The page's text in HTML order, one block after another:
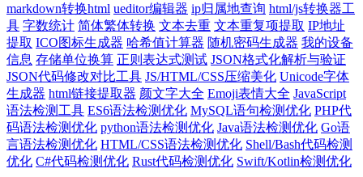
markdown转换html ueditor编辑器 ip归属地查询 html/js转换器工
具 字数统计 简体繁体转换 文本去重 文本重复项提取 IP地址
提取 ICO图标生成器 哈希值计算器 随机密码生成器 我的设备
信息 存储单位换算 正则表达式测试 JSON格式化解析与验证
JSON代码修改对比工具 JS/HTML/CSS压缩美化 Unicode字体
生成器 html链接提取器 颜文字大全 Emoji表情大全 JavaScript
语法检测工具 ES6语法检测优化 MySQL语句检测优化 PHP代
码语法检测优化 python语法检测优化 Java语法检测优化 Go语
言语法检测优化 HTML/CSS语法检测优化 Shell/Bash代码检测
优化 C#代码检测优化 Rust代码检测优化 Swift/Kotlin检测优化